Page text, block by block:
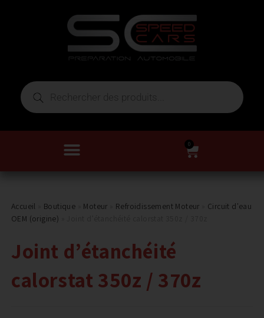
0
Accueil Boutique Moteur Refroidissement Moteur
Circuit d'eau
OEM (origine)
Joint d’étanchéité
calorstat 350z / 370z